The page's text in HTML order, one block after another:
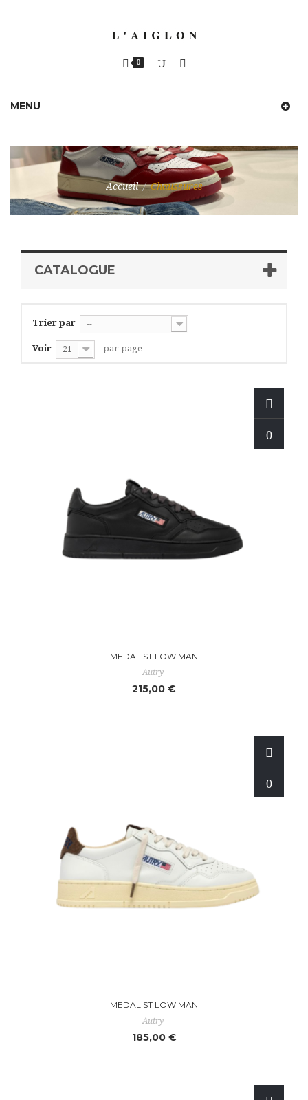
0
MENU
Accueil / Chaussures
CATALOGUE
Trier par --
Voir 21 par page
MEDALIST LOW MAN
Autry
215,00 €
MEDALIST LOW MAN
Autry
185,00 €